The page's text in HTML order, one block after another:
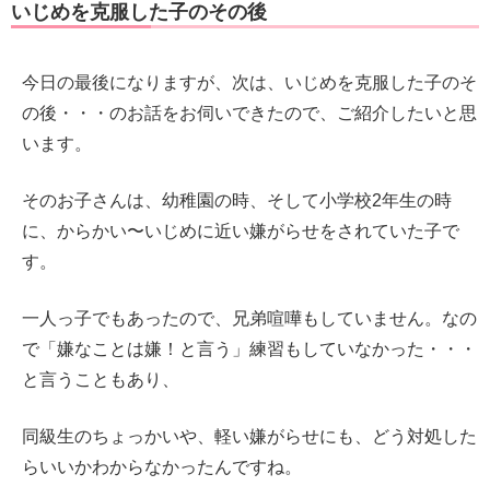
いじめを克服した子のその後
今日の最後になりますが、次は、いじめを克服した子のそ
の後・・・のお話をお伺いできたので、ご紹介したいと思
います。
そのお子さんは、幼稚園の時、そして小学校2年生の時
に、からかい〜いじめに近い嫌がらせをされていた子で
す。
一人っ子でもあったので、兄弟喧嘩もしていません。なの
で「嫌なことは嫌！と言う」練習もしていなかった・・・
と言うこともあり、
同級生のちょっかいや、軽い嫌がらせにも、どう対処した
らいいかわからなかったんですね。